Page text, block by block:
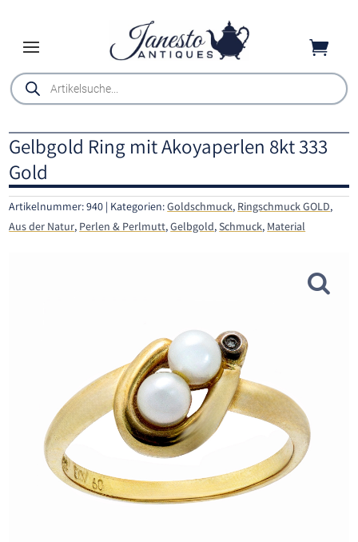

Products
search
Gelbgold Ring mit Akoyaperlen 8kt 333
Gold
Artikelnummer:940 Kategorien:Goldschmuck, Ringschmuck GOLD,
Aus der Natur, Perlen & Perlmutt,Gelbgold,Schmuck, Material